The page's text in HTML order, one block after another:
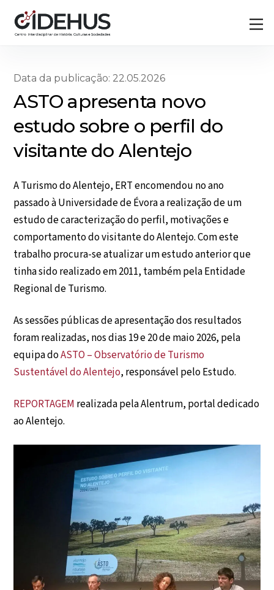
content
Data da publicação: 22.05.2026
ASTO apresenta novo
estudo sobre o perfil do
visitante do Alentejo
A Turismo do Alentejo, ERT encomendou no ano
passado à Universidade de Évora a realização de um
estudo de caracterização do perfil, motivações e
comportamento do visitante do Alentejo. Com este
trabalho procura-se atualizar um estudo anterior que
tinha sido realizado em 2011, também pela Entidade
Regional de Turismo.
As sessões públicas de apresentação dos resultados
foram realizadas, nos dias 19 e 20 de maio 2026, pela
equipa doASTO – Observatório de Turismo
Sustentável do Alentejo, responsável pelo Estudo.
REPORTAGEM realizada pela Alentrum, portal dedicado
ao Alentejo.